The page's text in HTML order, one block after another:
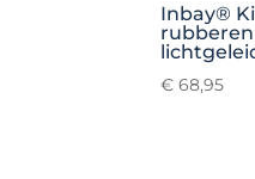
Inbay®
€ 68,95